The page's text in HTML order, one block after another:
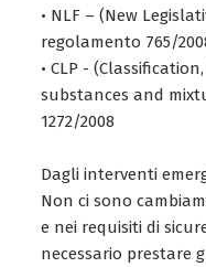
• NLF – (New
regolamento 765/
• CLP -
substances and
1272/2008
Dagli interventi
Non ci sono
e nei requisiti di
necessario prestare